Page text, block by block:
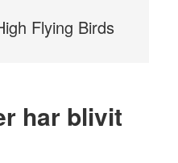
Flying Birds
har blivit